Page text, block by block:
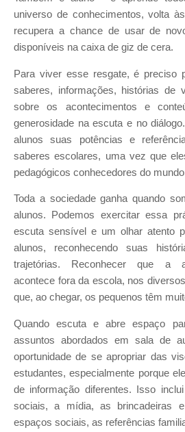
universo de conhecimentos, volta
recupera a chance de usar de
disponíveis na caixa de giz de cera.
Para viver esse resgate, é preciso
saberes, informações, histórias de
sobre os acontecimentos e
generosidade na escuta e no
alunos suas potências e
saberes escolares, uma vez que
pedagógicos conhecedores do
Toda a sociedade ganha quando
alunos. Podemos exercitar essa
escuta sensível e um olhar atento
alunos, reconhecendo suas
trajetórias. Reconhecer que a
acontece fora da escola, nos
que, ao chegar, os pequenos têm
Quando escuta e abre espaço
assuntos abordados em sala de
oportunidade de se apropriar das
estudantes, especialmente porque
de informação diferentes. Isso
sociais, a mídia, as brincadeiras
espaços sociais, as referências